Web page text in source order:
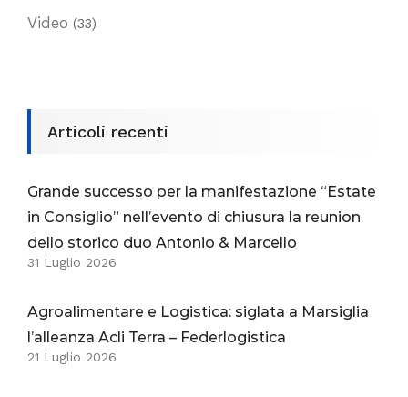
Video (33)
Articoli recenti
Grande successo per la manifestazione “Estate
in Consiglio” nell’evento di chiusura la reunion
dello storico duo Antonio & Marcello
31 Luglio 2026
Agroalimentare e Logistica: siglata a Marsiglia
l’alleanza Acli Terra – Federlogistica
21 Luglio 2026